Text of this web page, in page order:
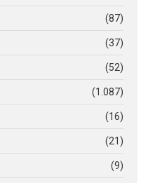
(87)
(37)
(52)
(1.087)
(16)
(21)
(9)